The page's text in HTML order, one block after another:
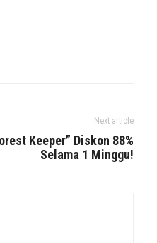
Next article
Keeper” Diskon 88%
Selama 1 Minggu!